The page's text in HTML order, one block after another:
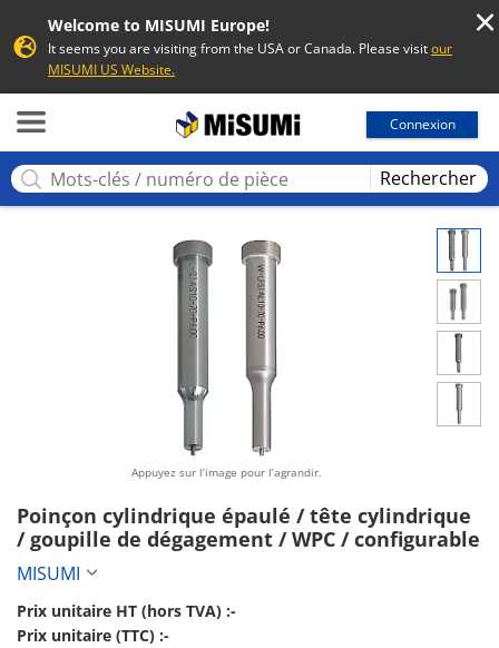
Welcome to MISUMI Europe!
It seems you are visiting from the USA or Canada. Please visitour
MISUMI US Website.
Connexion
Rechercher
Appuyez sur l’image pour l’agrandir.
Poinçon cylindrique épaulé / tête cylindrique
MISUMI
Prix unitaire HT (hors TVA) :-
Prix unitaire (TTC) :-